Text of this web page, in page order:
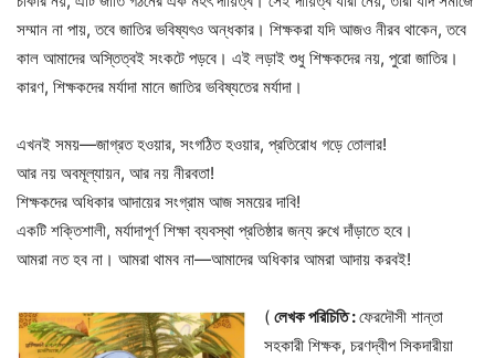
সম্মান না পায়, তবে জাতির ভবিষ্যৎও অন্ধকার। শিক্ষকরা যদি আজও নীরব থাকেন, তবে
কাল আমাদের অস্তিত্বই সংকটে পড়বে। এই লড়াই শুধু শিক্ষকদের নয়, পুরো জাতির।
কারণ, শিক্ষকদের মর্যাদা মানে জাতির ভবিষ্যতের মর্যাদা।
এখনই সময়—জাগ্রত হওয়ার, সংগঠিত হওয়ার, প্রতিরোধ গড়ে তোলার!
আর নয় অবমূল্যায়ন, আর নয় নীরবতা!
শিক্ষকদের অধিকার আদায়ের সংগ্রাম আজ সময়ের দাবি!
একটি শক্তিশালী, মর্যাদাপূর্ণ শিক্ষা ব্যবস্থা প্রতিষ্ঠার জন্য রুখে দাঁড়াতে হবে।
আমরা নত হব না। আমরা থামব না—আমাদের অধিকার আমরা আদায় করবই!
( লেখক পরিচিতি :ফেরদৌসী শান্তা
সহকারী শিক্ষক, চরণদ্বীপ সিকদারীয়া